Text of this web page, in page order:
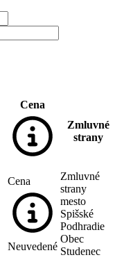
Cena
Zmluvné
strany
Cena
Neuvedené
Zmluvné
strany
mesto
Spišské
Podhradie
Obec
Studenec